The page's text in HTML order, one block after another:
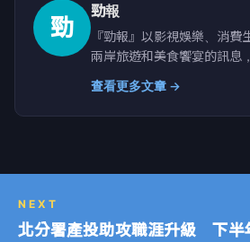
勁
勁報
『勁報』以影視娛樂、消費
兩岸旅遊和美食饗宴的訊息
生活，帶給社會大眾美好的
查看更多文章 →
NEXT
北分署產投助攻職涯升級 下半